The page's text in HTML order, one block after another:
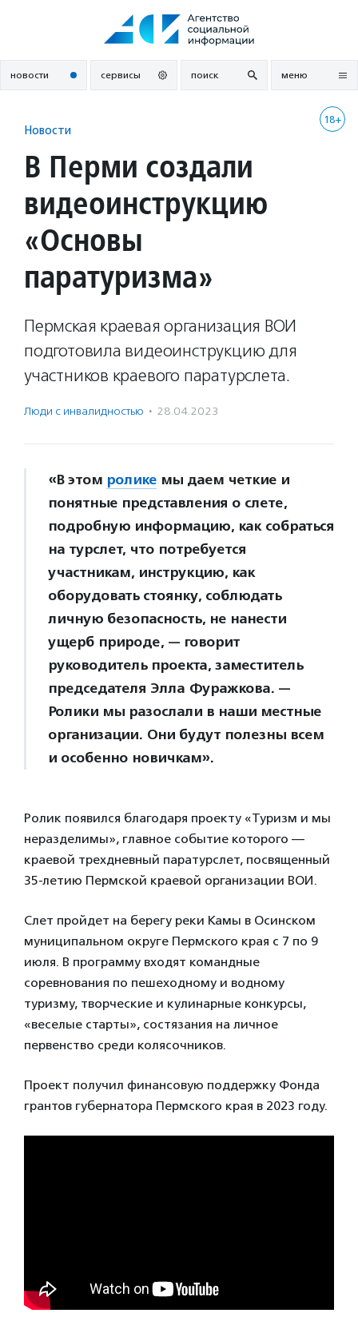
новости сервисы поиск меню
18+
Новости
В Перми создали
видеоинструкцию
«Основы
паратуризма»
Пермская краевая организация ВОИ
подготовила видеоинструкцию для
участников краевого паратурслета.
Люди с инвалидностью · 28.04.2023
«В этом ролике мы даем четкие и
понятные представления о слете,
подробную информацию, как собраться
на турслет, что потребуется
участникам, инструкцию, как
оборудовать стоянку, соблюдать
личную безопасность, не нанести
ущерб природе, — говорит
руководитель проекта, заместитель
председателя Элла Фуражкова. —
Ролики мы разослали в наши местные
организации. Они будут полезны всем
и особенно новичкам».
Ролик появился благодаря проекту «Туризм и мы
неразделимы», главное событие которого —
краевой трехдневный паратурслет, посвященный
35-летию Пермской краевой организации ВОИ.
Слет пройдет на берегу реки Камы в Осинском
муниципальном округе Пермского края с 7 по 9
июля. В программу входят командные
соревнования по пешеходному и водному
туризму, творческие и кулинарные конкурсы,
«веселые старты», состязания на личное
первенство среди колясочников.
Проект получил финансовую поддержку Фонда
грантов губернатора Пермского края в 2023 году.